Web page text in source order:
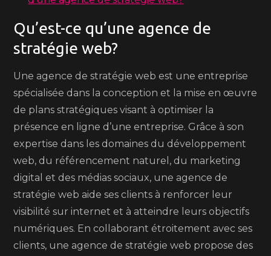
Qu’est-ce qu’une agence de
stratégie web?
Une agence de stratégie web est une entreprise
spécialisée dans la conception et la mise en œuvre
de plans stratégiques visant à optimiser la
présence en ligne d’une entreprise. Grâce à son
expertise dans les domaines du développement
web, du référencement naturel, du marketing
digital et des médias sociaux, une agence de
stratégie web aide ses clients à renforcer leur
visibilité sur internet et à atteindre leurs objectifs
numériques. En collaborant étroitement avec ses
clients, une agence de stratégie web propose des